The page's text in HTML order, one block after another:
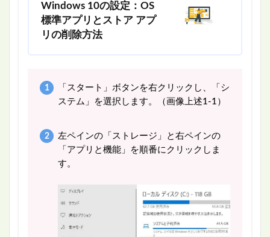
Windows 10の設定：OS
標準アプリとストア アプ
リの削除方法
「スタート」ボタンを右クリックし、「シ
ステム」を選択します。（画像上述1-1）
左ペインの「ストレージ」と右ペインの
「アプリと機能」を順番にクリックしま
す。